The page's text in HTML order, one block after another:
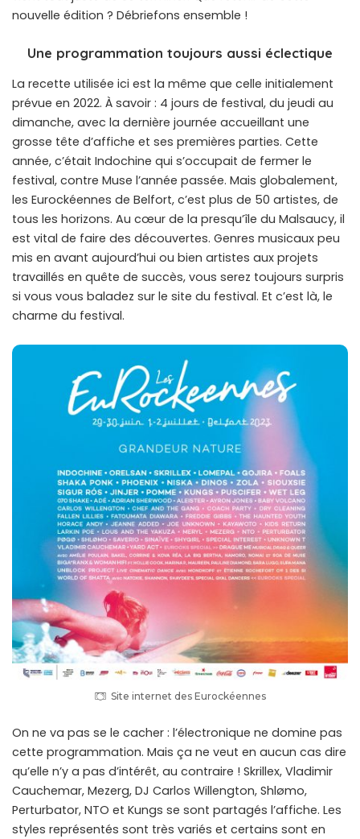
nouvelle édition ? Débriefons ensemble !
Une programmation toujours aussi éclectique
La recette utilisée ici est la même que celle initialement
prévue en 2022. À savoir : 4 jours de festival, du jeudi au
dimanche, avec la dernière journée accueillant une
grosse tête d’affiche et ses premières parties. Cette
année, c’était Indochine qui s’occupait de fermer le
festival, contre Muse l’année passée. Mais globalement,
les Eurockéennes de Belfort, c’est plus de 50 artistes, de
tous les horizons. Au cœur de la presqu’île du Malsaucy, il
est vital de faire des découvertes. Genres musicaux peu
mis en avant aujourd’hui ou bien artistes aux projets
travaillés en quête de succès, vous serez toujours surpris
si vous vous baladez sur le site du festival. Et c’est là, le
charme du festival.
Site internet des Eurockéennes
On ne va pas se le cacher : l’électronique ne domine pas
cette programmation. Mais ça ne veut en aucun cas dire
qu’elle n’y a pas d’intérêt, au contraire ! Skrillex, Vladimir
Cauchemar, Mezerg, DJ Carlos Willengton, Shlømo,
Perturbator, NTO et Kungs se sont partagés l’affiche. Les
styles représentés sont très variés et certains sont en